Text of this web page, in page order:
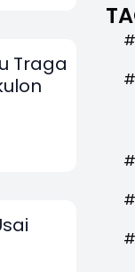
Traga
#
#
#
#
#